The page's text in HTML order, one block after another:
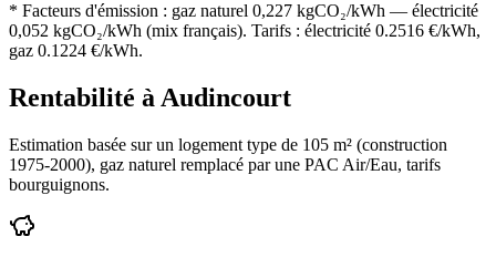
* Facteurs d'émission : gaz naturel 0,227 kgCO₂/kWh — électricité
0,052 kgCO₂/kWh (mix français). Tarifs : électricité 0.2516 €/kWh,
gaz 0.1224 €/kWh.
Rentabilité àAudincourt
Estimation basée sur un logement type de 105 m² (construction
1975-2000), gaz naturel remplacé par une PAC Air/Eau, tarifs
bourguignons.